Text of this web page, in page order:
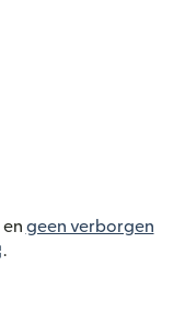
geen verborgen
.